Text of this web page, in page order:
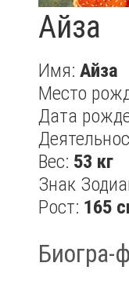
Айза
Имя: Айза
Место
Дата
Вес: 53 кг
Знак
Рост: 165
Биогра-